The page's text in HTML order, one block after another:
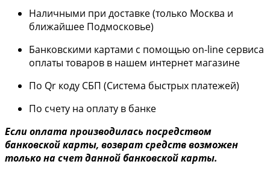
Наличными при доставке (только Москва и
ближайшее Подмосковье)
Банковскими картами с помощью on-line сервиса
оплаты товаров в нашем интернет магазине
По Qr коду СБП (Система быстрых платежей)
По счету на оплату в банке
Если оплата производилась посредством
банковской карты, возврат средств возможен
только на счет данной банковской карты.